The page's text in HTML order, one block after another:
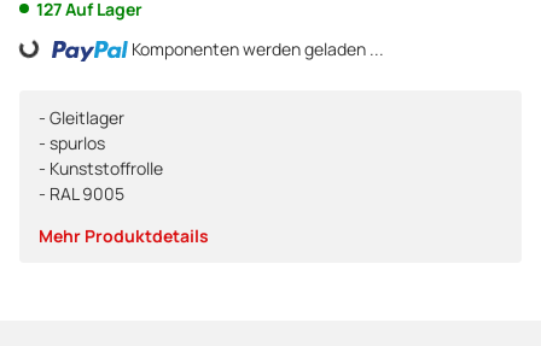
127 Auf Lager
Loading... Komponenten werden geladen ...
- Gleitlager
- spurlos
- Kunststoffrolle
- RAL 9005
Mehr Produktdetails